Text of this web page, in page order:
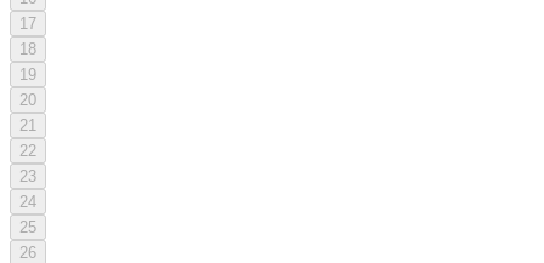
17
18
19
20
21
22
23
24
25
26